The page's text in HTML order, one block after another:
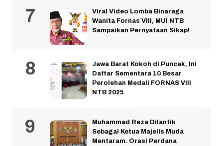
Viral Video Lomba Binaraga
Wanita Fornas VIII, MUI NTB
Sampaikan Pernyataan Sikap!
Jawa Barat Kokoh di Puncak, Ini
Daftar Sementara 10 Besar
Perolehan Medali FORNAS VIII
NTB 2025
Muhammad Reza Dilantik
Sebagai Ketua Majelis Muda
Mentaram. Orasi Perdana